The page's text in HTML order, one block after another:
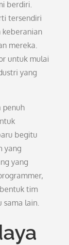
berdiri.
tersendiri
keberanian
mereka.
untuk mulai
yang
penuh
begitu
yang
yang
tim
sama lain.